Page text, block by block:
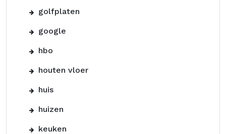
golfplaten
google
hbo
houten vloer
huis
huizen
keuken